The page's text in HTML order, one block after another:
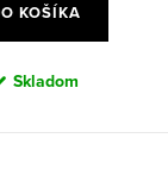
KOŠÍKA
Skladom